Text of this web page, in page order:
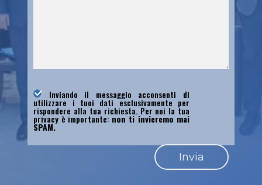
Inviando il messaggio acconsenti di
utilizzare i tuoi dati esclusivamente per
rispondere alla tua richiesta. Per noi la tua
privacy è importante:non ti invieremo mai
SPAM.